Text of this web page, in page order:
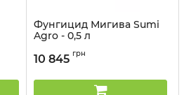
Фунгицид Мигива Sumi
Agro - 0,5 л
10 845 грн